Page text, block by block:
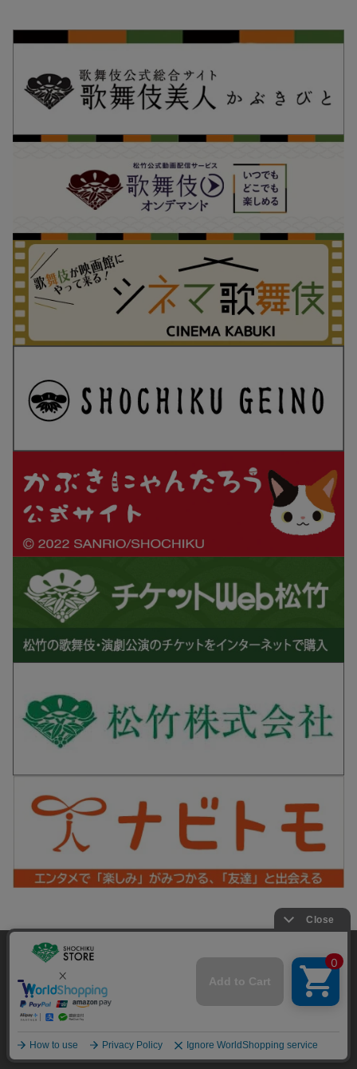
Copyright©SHOCHIKU Co.,Ltd. All Rights Reserved.
当サイトでは利用体験の向上およびコンテンツの最適な提供、ト
ラフィックの分析を目的としてCookieを使用しています。
サイトの閲覧を継続された場合、Cookieの利用に同意したことも
のといたします。
詳細については
承諾する